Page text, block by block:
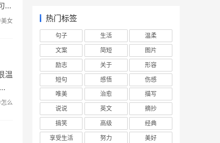
子
女
温
么
热门标签
句子 生活
温柔
文案
简短
图片
励志
关于
形容
短句
感悟
伤感
唯美
治愈
描写
说说
英文
摘抄
搞笑
高级
经典
享受生活
努力
美好